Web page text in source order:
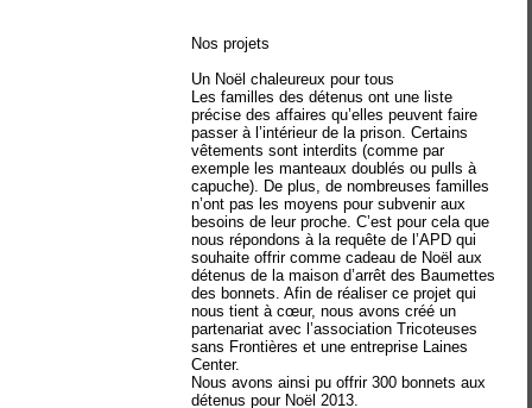
Nos projets
Un Noël chaleureux pour tous
Les familles des détenus ont une liste
précise des affaires qu’elles peuvent faire
passer à l’intérieur de la prison. Certains
vêtements sont interdits (comme par
exemple les manteaux doublés ou pulls à
capuche). De plus, de nombreuses familles
n’ont pas les moyens pour subvenir aux
besoins de leur proche. C’est pour cela que
nous répondons à la requête de l’APD qui
souhaite offrir comme cadeau de Noël aux
détenus de la maison d’arrêt des Baumettes
des bonnets. Afin de réaliser ce projet qui
nous tient à cœur, nous avons créé un
partenariat avec l’association Tricoteuses
sans Frontières et une entreprise Laines
Center.
Nous avons ainsi pu offrir 300 bonnets aux
détenus pour Noël 2013.